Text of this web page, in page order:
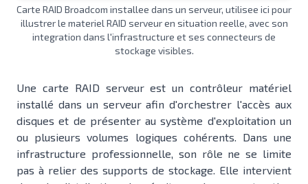
Carte RAID Broadcom installee dans un serveur, utilisee ici pour
illustrer le materiel RAID serveur en situation reelle, avec son
integration dans l'infrastructure et ses connecteurs de
stockage visibles.
Une carte RAID serveur est un contrôleur matériel
installé dans un serveur afin d'orchestrer l'accès aux
disques et de présenter au système d'exploitation un
ou plusieurs volumes logiques cohérents. Dans une
infrastructure professionnelle, son rôle ne se limite
pas à relier des supports de stockage. Elle intervient